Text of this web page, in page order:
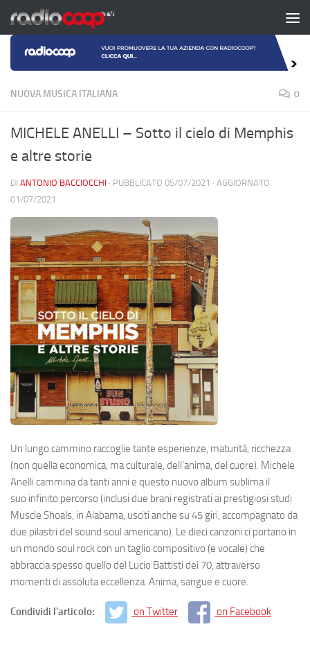
Salta al contenuto
NUOVA MUSICA ITALIANA 0
MICHELE ANELLI – Sotto il cielo di Memphis
e altre storie
DI ANTONIO BACCIOCCHI · PUBBLICATO 05/07/2021 · AGGIORNATO
01/07/2021
Un lungo cammino raccoglie tante esperienze, maturità, ricchezza
(non quella economica, ma culturale, dell’anima, del cuore). Michele
Anelli cammina da tanti anni e questo nuovo album sublima il
suo infinito percorso (inclusi due brani registrati ai prestigiosi studi
Muscle Shoals, in Alabama, usciti anche su 45 giri, accompagnato da
due pilastri del sound soul americano). Le dieci canzoni ci portano in
un mondo soul rock con un taglio compositivo (e vocale) che
abbraccia spesso quello del Lucio Battisti dei 70, attraverso
momenti di assoluta eccellenza. Anima, sangue e cuore.
Condividi l'articolo: on Twitter on Facebook